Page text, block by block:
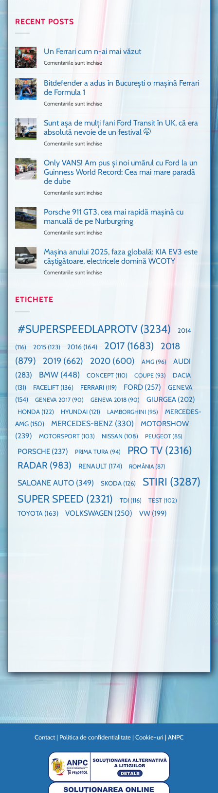
RECENT POSTS
Un Ferrari cum n-ai mai văzut
Comentariile sunt închise
Ferrari
cum
văzut
Bitdefender a adus în București o mașină Ferrari
de Formula 1
Comentariile sunt închise
a
în
mașină
Ferrari
Sunt așa de mulți fani Ford Transit în UK, că era
absolută nevoie de un festival 🤭
Comentariile sunt închise
așa
mulți
în
UK,
nevoie
de
Only VANS! Am pus și noi umărul cu Ford la un
Guinness World Record: Cea mai mare paradă
de dube
Comentariile sunt închise
VANS!
Am
pus
umărul
cu
mai
mare
paradă
de
dube
Porsche 911 GT3, cea mai rapidă mașină cu
manuală de pe Nurburgring
Comentariile sunt închise
911
GT3,
cea
pe
Nurburgring
Mașina anului 2025, faza globală: KIA EV3 este
câștigătoare, electricele domină WCOTY
Comentariile sunt închise
EV3
câștigătoare,
domină
WCOTY
ETICHETE
#SUPERSPEEDLAPROTV (3234) 2014
(116) 2015 (123) 2016 (164) 2017 (1683)
2018
(879)
2019 (662) 2020 (600) AMG (96)
AUDI
(283)
BMW (448) CONCEPT (110) COUPE (93)
DACIA
(131)
FACELIFT (136) FERRARI (119) FORD (257)
GENEVA
(154)
GENEVA 2017 (90) GENEVA 2018 (90) GIURGEA (202)
HONDA (122) HYUNDAI (121) LAMBORGHINI (95)
MERCEDES-
AMG (150) MERCEDES-BENZ (330)
MOTORSHOW
(239)
MOTORSPORT (103) NISSAN (108) PEUGEOT(85)
PORSCHE (237) PRIMA TURA (94) PRO TV (2316)
RADAR (983) RENAULT (174) ROMÂNIA (87)
SALOANE AUTO (349) SKODA (126) STIRI (3287)
SUPER SPEED (2321) TDI (116) TEST (102)
TOYOTA (163) VOLKSWAGEN (250) VW (199)
Contact | Politica de confidentialitate | Cookie-uri | ANPC